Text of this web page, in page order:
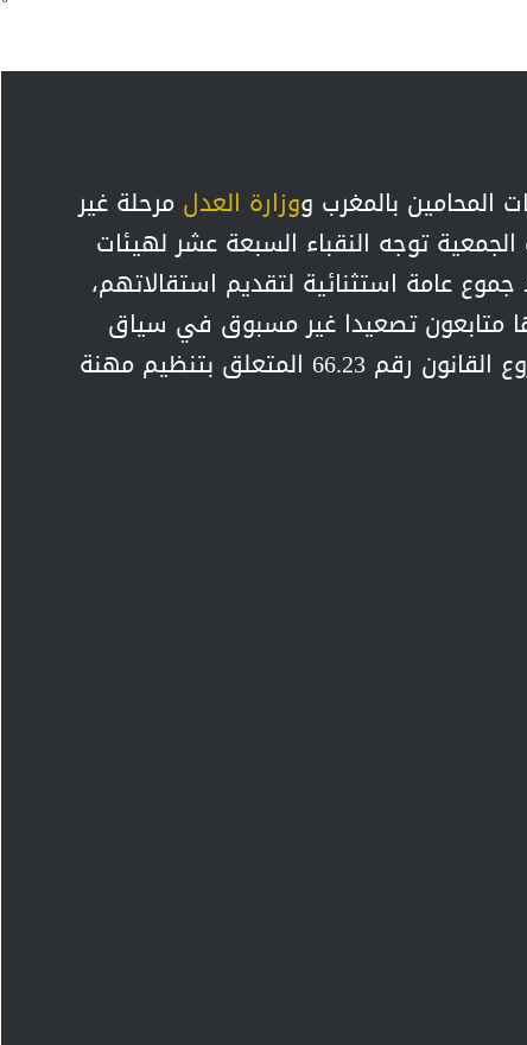
المحامين بالمغرب ووزارة العدل مرحلة غير
توجه النقباء السبعة عشر لهيئات
عامة استثنائية لتقديم استقالاتهم،
متابعون تصعيدا غير مسبوق في سياق
الخلاف المتصاعد حول مشروع القانون رقم 66.23 المتعلق بتنظيم مهنة